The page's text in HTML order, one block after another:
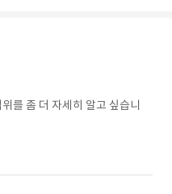
를 좀 더 자세히 알고 싶습니